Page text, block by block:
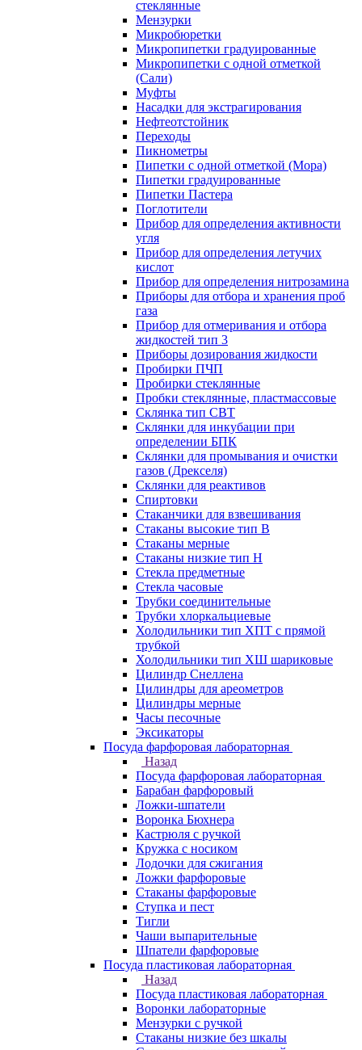
стеклянные
Мензурки
Микробюретки
Микропипетки градуированные
Микропипетки с одной отметкой
(Сали)
Муфты
Насадки для экстрагирования
Нефтеотстойник
Переходы
Пикнометры
Пипетки с одной отметкой (Мора)
Пипетки градуированные
Пипетки Пастера
Поглотители
Прибор для определения активности
угля
Прибор для определения летучих
кислот
Прибор для определения нитрозамина
Приборы для отбора и хранения проб
газа
Прибор для отмеривания и отбора
жидкостей тип 3
Приборы дозирования жидкости
Пробирки ПЧП
Пробирки стеклянные
Пробки стеклянные, пластмассовые
Склянка тип СВТ
Склянки для инкубации при
определении БПК
Склянки для промывания и очистки
газов (Дрекселя)
Склянки для реактивов
Спиртовки
Стаканчики для взвешивания
Стаканы высокие тип В
Стаканы мерные
Стаканы низкие тип Н
Стекла предметные
Стекла часовые
Трубки соединительные
Трубки хлоркальциевые
Холодильники тип ХПТ с прямой
трубкой
Холодильники тип ХШ шариковые
Цилиндр Снеллена
Цилиндры для ареометров
Цилиндры мерные
Часы песочные
Эксикаторы
Посуда фарфоровая лабораторная
Назад
Посуда фарфоровая лабораторная
Барабан фарфоровый
Ложки-шпатели
Воронка Бюхнера
Кастрюля с ручкой
Кружка с носиком
Лодочки для сжигания
Ложки фарфоровые
Стаканы фарфоровые
Ступка и пест
Тигли
Чаши выпарительные
Шпатели фарфоровые
Посуда пластиковая лабораторная
Назад
Посуда пластиковая лабораторная
Воронки лабораторные
Мензурки с ручкой
Стаканы низкие без шкалы